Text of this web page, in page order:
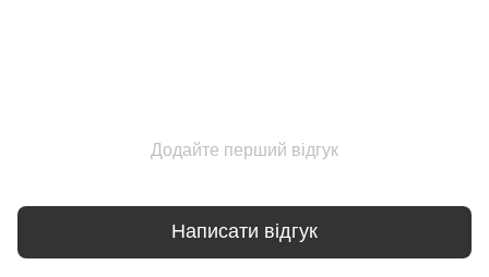
Додайте перший відгук
Написати відгук